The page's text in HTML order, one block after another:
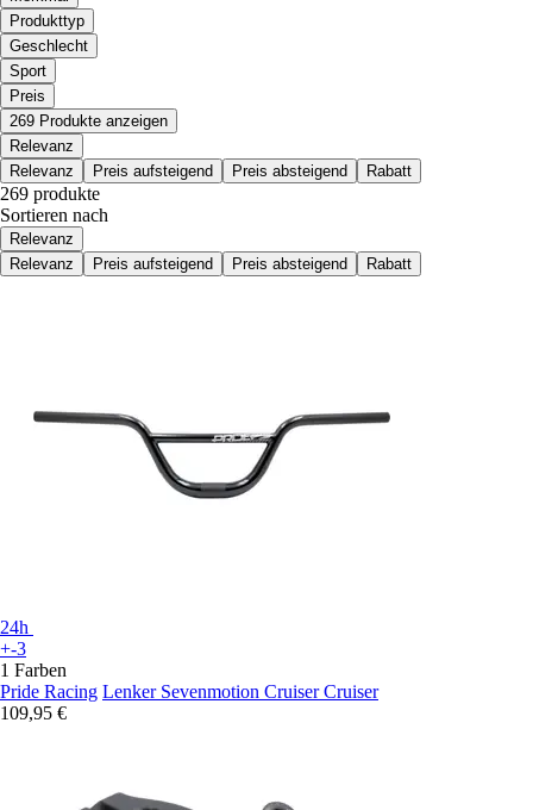
Produkttyp
Geschlecht
Sport
Preis
269 Produkte anzeigen
Relevanz
Relevanz
Preis aufsteigend Preis absteigend Rabatt
269 produkte
Sortieren nach
Relevanz
Relevanz
Preis aufsteigend Preis absteigend Rabatt
24h
+-3
1 Farben
Pride Racing Lenker Sevenmotion Cruiser Cruiser
109,95 €